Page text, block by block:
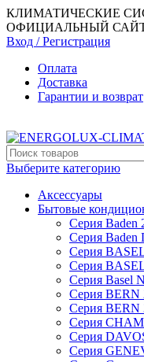
КЛИМАТИЧЕСКИЕ
ОФИЦИАЛЬНЫЙ САЙТ
Вход / Регистрация
Оплата
Доставка
Гарантии и возврат
Выберите категорию
Аксессуары
Бытовые
Серия Baden
Серия Baden
Серия
Серия
Серия Basel
Серия BERN
Серия BERN
Серия
Серия
Серия